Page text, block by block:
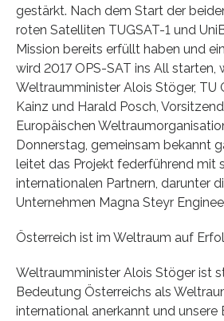
gestärkt. Nach dem Start der
roten Satelliten TUGSAT-1 und
Mission bereits erfüllt haben und
wird 2017 OPS-SAT ins All starten,
Weltraumminister Alois Stöger, TU
Kainz und Harald Posch,
Europäischen
Donnerstag, gemeinsam bekannt
leitet das Projekt federführend mit
internationalen Partnern, darunter
Unternehmen Magna Steyr
Österreich ist im Weltraum auf
Weltraumminister Alois Stöger ist
Bedeutung Österreichs als
international anerkannt und unsere